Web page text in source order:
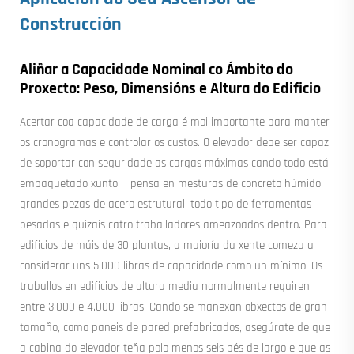
Construcción
Aliñar a Capacidade Nominal co Ámbito do
Proxecto: Peso, Dimensións e Altura do Edificio
Acertar coa capacidade de carga é moi importante para manter
os cronogramas e controlar os custos. O elevador debe ser capaz
de soportar con seguridade as cargas máximas cando todo está
empaquetado xunto — pensa en mesturas de concreto húmido,
grandes pezas de acero estrutural, todo tipo de ferramentas
pesadas e quizais catro traballadores ameazoados dentro. Para
edificios de máis de 30 plantas, a maioría da xente comeza a
considerar uns 5.000 libras de capacidade como un mínimo. Os
traballos en edificios de altura media normalmente requiren
entre 3.000 e 4.000 libras. Cando se manexan obxectos de gran
tamaño, como paneis de pared prefabricados, asegúrate de que
a cabina do elevador teña polo menos seis pés de largo e que as